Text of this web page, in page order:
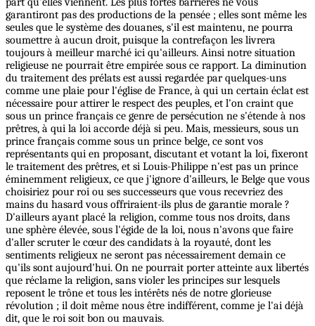
garantiront pas des productions de la pensée ; elles sont même les
seules que le système des douanes, s'il est maintenu, ne pourra
soumettre à aucun droit, puisque la contrefaçon les livrera
toujours à meilleur marché ici qu'ailleurs. Ainsi notre situation
religieuse ne pourrait être empirée sous ce rapport. La diminution
du traitement des prélats est aussi regardée par quelques-uns
comme une plaie pour l'église de France, à qui un certain éclat est
nécessaire pour attirer le respect des peuples, et l'on craint que
sous un prince français ce genre de persécution ne s'étende à nos
prêtres, à qui la loi accorde déjà si peu. Mais, messieurs, sous un
prince français comme sous un prince belge, ce sont vos
représentants qui en proposant, discutant et votant la loi, fixeront
le traitement des prêtres, et si Louis-Philippe n'est pas un prince
éminemment religieux, ce que j'ignore d'ailleurs, le Belge que vous
choisiriez pour roi ou ses successeurs que vous recevriez des
mains du hasard vous offriraient-ils plus de garantie morale ?
D'ailleurs ayant placé la religion, comme tous nos droits, dans
une sphère élevée, sous l'égide de la loi, nous n'avons que faire
d'aller scruter le cœur des candidats à la royauté, dont les
sentiments religieux ne seront pas nécessairement demain ce
qu'ils sont aujourd'hui. On ne pourrait porter atteinte aux libertés
que réclame la religion, sans violer les principes sur lesquels
reposent le trône et tous les intérêts nés de notre glorieuse
révolution ; il doit même nous être indifférent, comme je l'ai déjà
dit, que le roi soit bon ou mauvais.